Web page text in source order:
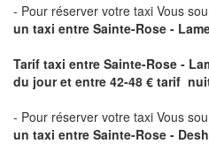
- Pour réserver votre taxi Vous
un taxi entre Sainte-Rose -
Tarif taxi entre Sainte-Rose -
du jour et entre 42-48 € tarif
- Pour réserver votre taxi Vous
un taxi entre Sainte-Rose -